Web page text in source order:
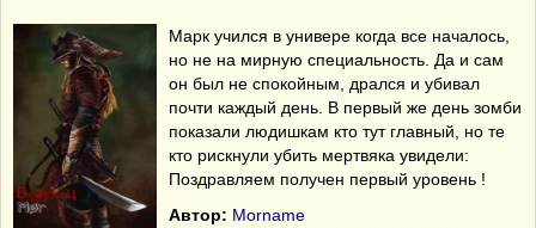
Марк учился в универе когда все началось,
но не на мирную специальность. Да и сам
он был не спокойным, дрался и убивал
почти каждый день. В первый же день зомби
показали людишкам кто тут главный, но те
кто рискнули убить мертвяка увидели:
Поздравляем получен первый уровень !
Автор: Morname